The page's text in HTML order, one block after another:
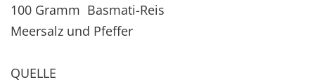
100 Gramm Basmati-Reis
Meersalz und Pfeffer
QUELLE